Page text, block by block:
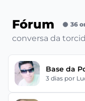
Fórum 36
conversa da
Base da
3 dias por